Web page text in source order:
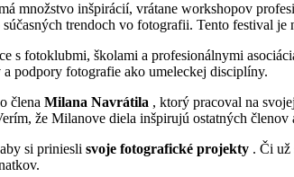
množstvo inšpirácií, vrátane workshopov
trendoch vo fotografii. Tento festival
s fotoklubmi, školami a profesionálnymi
podpory fotografie ako umeleckej disciplíny.
člena Milana Navrátila , ktorý pracoval na
že Milanove diela inšpirujú ostatných
si priniesli svoje fotografické projekty . Či už